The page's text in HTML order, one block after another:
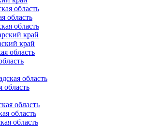
область
область
область
край
край
область
область
область
область
область
область